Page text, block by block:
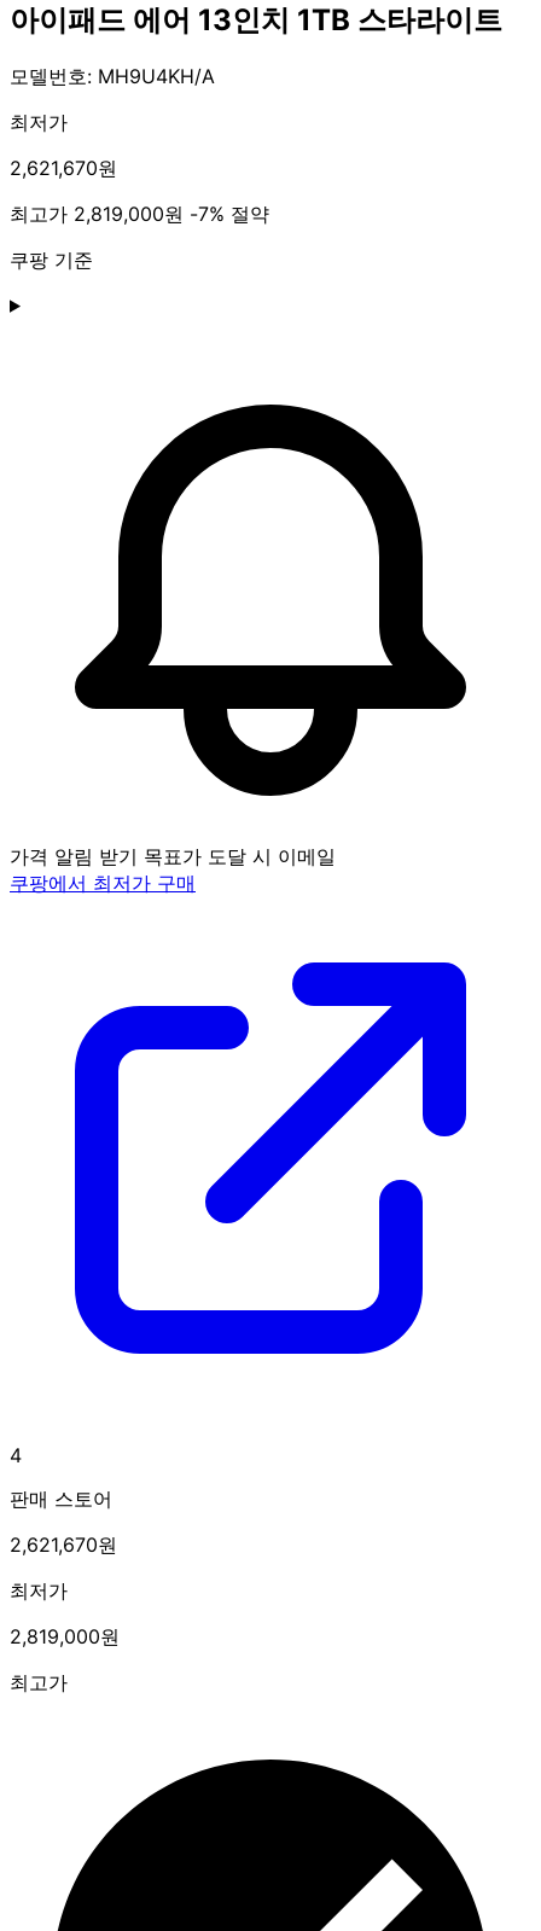
아이패드 에어 13인치 1TB 스타라이트
모델번호: MH9U4KH/A
최저가
2,621,670원
최고가 2,819,000원 -7% 절약
쿠팡 기준
가격 알림 받기 목표가 도달 시 이메일
쿠팡에서 최저가 구매
4
판매 스토어
2,621,670원
최저가
2,819,000원
최고가